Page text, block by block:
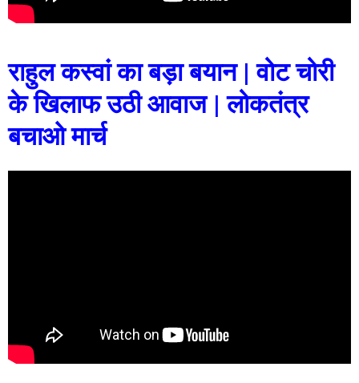
राहुल कस्वां का बड़ा बयान | वोट चोरी
के खिलाफ उठी आवाज | लोकतंत्र
बचाओ मार्च